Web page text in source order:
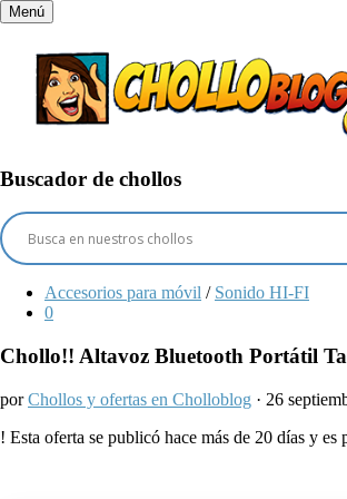
Menú
Buscador de chollos
Accesorios para móvil / Sonido HI-FI
0
Chollo!! Altavoz Bluetooth Portátil
porChollos y ofertas en Cholloblog · 26
! Esta oferta se publicó hace más de 20 días y